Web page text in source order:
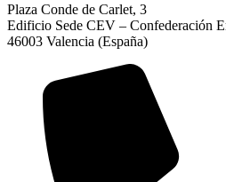
Plaza Conde de Carlet, 3
Edificio Sede CEV – Confederación
46003 Valencia (España)